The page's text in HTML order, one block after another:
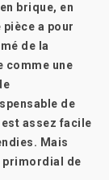
brique, en
a pour
de la
comme une
de
assez facile
Mais
primordial de